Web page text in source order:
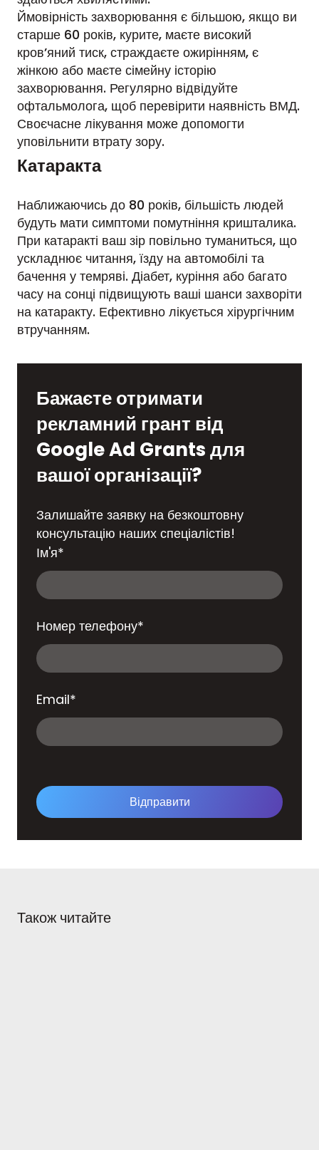
Ймовірність захворювання є більшою, якщо ви
старше 60 років, курите, маєте високий
кров’яний тиск, страждаєте ожирінням, є
жінкою або маєте сімейну історію
захворювання. Регулярно відвідуйте
офтальмолога, щоб перевірити наявність ВМД.
Своєчасне лікування може допомогти
уповільнити втрату зору.
Катаракта
Наближаючись до 80 років, більшість людей
будуть мати симптоми помутніння кришталика.
При катаракті ваш зір повільно туманиться, що
ускладнює читання, їзду на автомобілі та
бачення у темряві. Діабет, куріння або багато
часу на сонці підвищують ваші шанси захворіти
на катаракту. Ефективно лікується хірургічним
втручанням.
Бажаєте отримати
рекламний грант від
Google Ad Grants для
вашої організації?
Залишайте заявку на безкоштовну
консультацію наших спеціалістів!
Ім'я*
Номер телефону*
Email*
Відправити
Також читайте